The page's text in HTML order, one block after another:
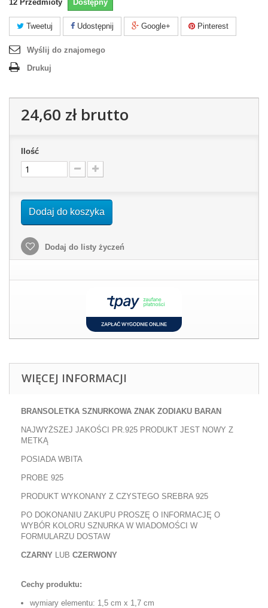
12 Przedmioty Dostępny
Tweetuj Udostępnij Google+ Pinterest
Wyślij do znajomego
Drukuj
24,60 złbrutto
Ilość
Dodaj do koszyka
Dodaj do listy życzeń
WIĘCEJ INFORMACJI
BRANSOLETKA SZNURKOWA ZNAK ZODIAKU BARAN
NAJWYŻSZEJ JAKOŚCI PR.925 PRODUKT JEST NOWY Z
METKĄ
POSIADA WBITA
PROBE 925
PRODUKT WYKONANY Z CZYSTEGO SREBRA 925
PO DOKONANIU ZAKUPU PROSZĘ O INFORMACJĘ O
WYBÓR KOLORU SZNURKA W WIADOMOŚCI W
FORMULARZU DOSTAW
CZARNY LUB CZERWONY
Cechy produktu:
wymiary elementu: 1,5 cm x 1,7 cm